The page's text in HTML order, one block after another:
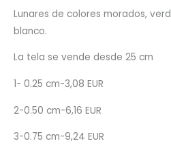
Lunares de colores morados,
blanco.
La tela se vende desde 25 cm
1- 0.25 cm-3,08 EUR
2-0.50 cm-6,16 EUR
3-0.75 cm-9,24 EUR